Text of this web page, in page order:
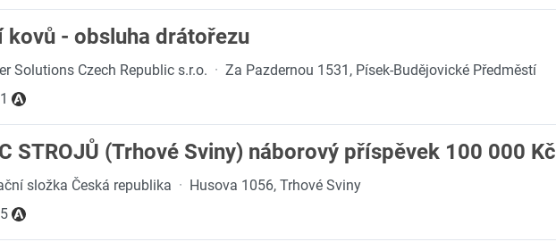
kovů - obsluha drátořezu
Solutions Czech Republic s.r.o. · Za Pazdernou 1531, Písek-Budějovické Předměstí
STROJŮ (Trhové Sviny) náborový příspěvek 100 000 Kč
složka Česká republika · Husova 1056, Trhové Sviny